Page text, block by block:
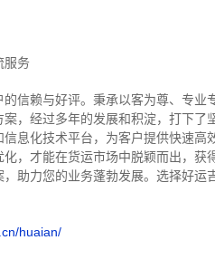
服务
信赖与好评。 秉承以客为尊、专业
，经过多年的发展和积淀，打下了
息化技术平台，为客户提供快速高
，才能在货运市场中脱颖而出，获
助力您的业务蓬勃发展。选择好运
huaian/